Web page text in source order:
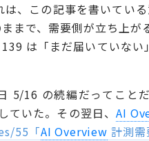
、この記事を書いてい
まで、需要側が立ち上
は「まだ届いていな
5/16 の続編だってこと
ていた。その翌日、AI
55「AI Overview 計測需